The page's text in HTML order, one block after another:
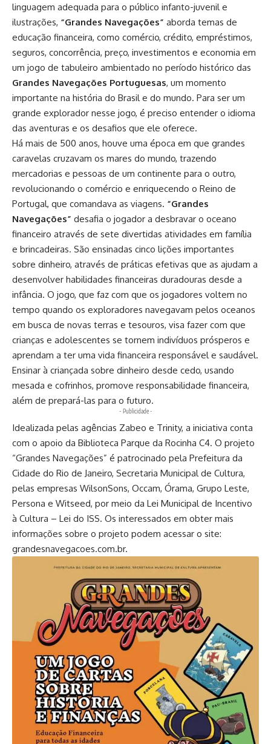
linguagem adequada para o público infanto-juvenil e
ilustrações, “Grandes Navegações” aborda temas de
educação financeira, como comércio, crédito, empréstimos,
seguros, concorrência, preço, investimentos e economia em
um jogo de tabuleiro ambientado no período histórico das
Grandes Navegações Portuguesas, um momento
importante na história do Brasil e do mundo. Para ser um
grande explorador nesse jogo, é preciso entender o idioma
das aventuras e os desafios que ele oferece.
Há mais de 500 anos, houve uma época em que grandes
caravelas cruzavam os mares do mundo, trazendo
mercadorias e pessoas de um continente para o outro,
revolucionando o comércio e enriquecendo o Reino de
Portugal, que comandava as viagens. “Grandes
Navegações” desafia o jogador a desbravar o oceano
financeiro através de sete divertidas atividades em família
e brincadeiras. São ensinadas cinco lições importantes
sobre dinheiro, através de práticas efetivas que as ajudam a
desenvolver habilidades financeiras duradouras desde a
infância. O jogo, que faz com que os jogadores voltem no
tempo quando os exploradores navegavam pelos oceanos
em busca de novas terras e tesouros, visa fazer com que
crianças e adolescentes se tornem indivíduos prósperos e
aprendam a ter uma vida financeira responsável e saudável.
Ensinar à criançada sobre dinheiro desde cedo, usando
mesada e cofrinhos, promove responsabilidade financeira,
além de prepará-las para o futuro.
- Publicidade -
Idealizada pelas agências Zabeo e Trinity, a iniciativa conta
com o apoio da Biblioteca Parque da Rocinha C4. O projeto
“Grandes Navegações” é patrocinado pela Prefeitura da
Cidade do Rio de Janeiro, Secretaria Municipal de Cultura,
pelas empresas WilsonSons, Occam, Órama, Grupo Leste,
Persona e Witseed, por meio da Lei Municipal de Incentivo
à Cultura – Lei do ISS. Os interessados em obter mais
informações sobre o projeto podem acessar o site:
grandesnavegacoes.com.br.